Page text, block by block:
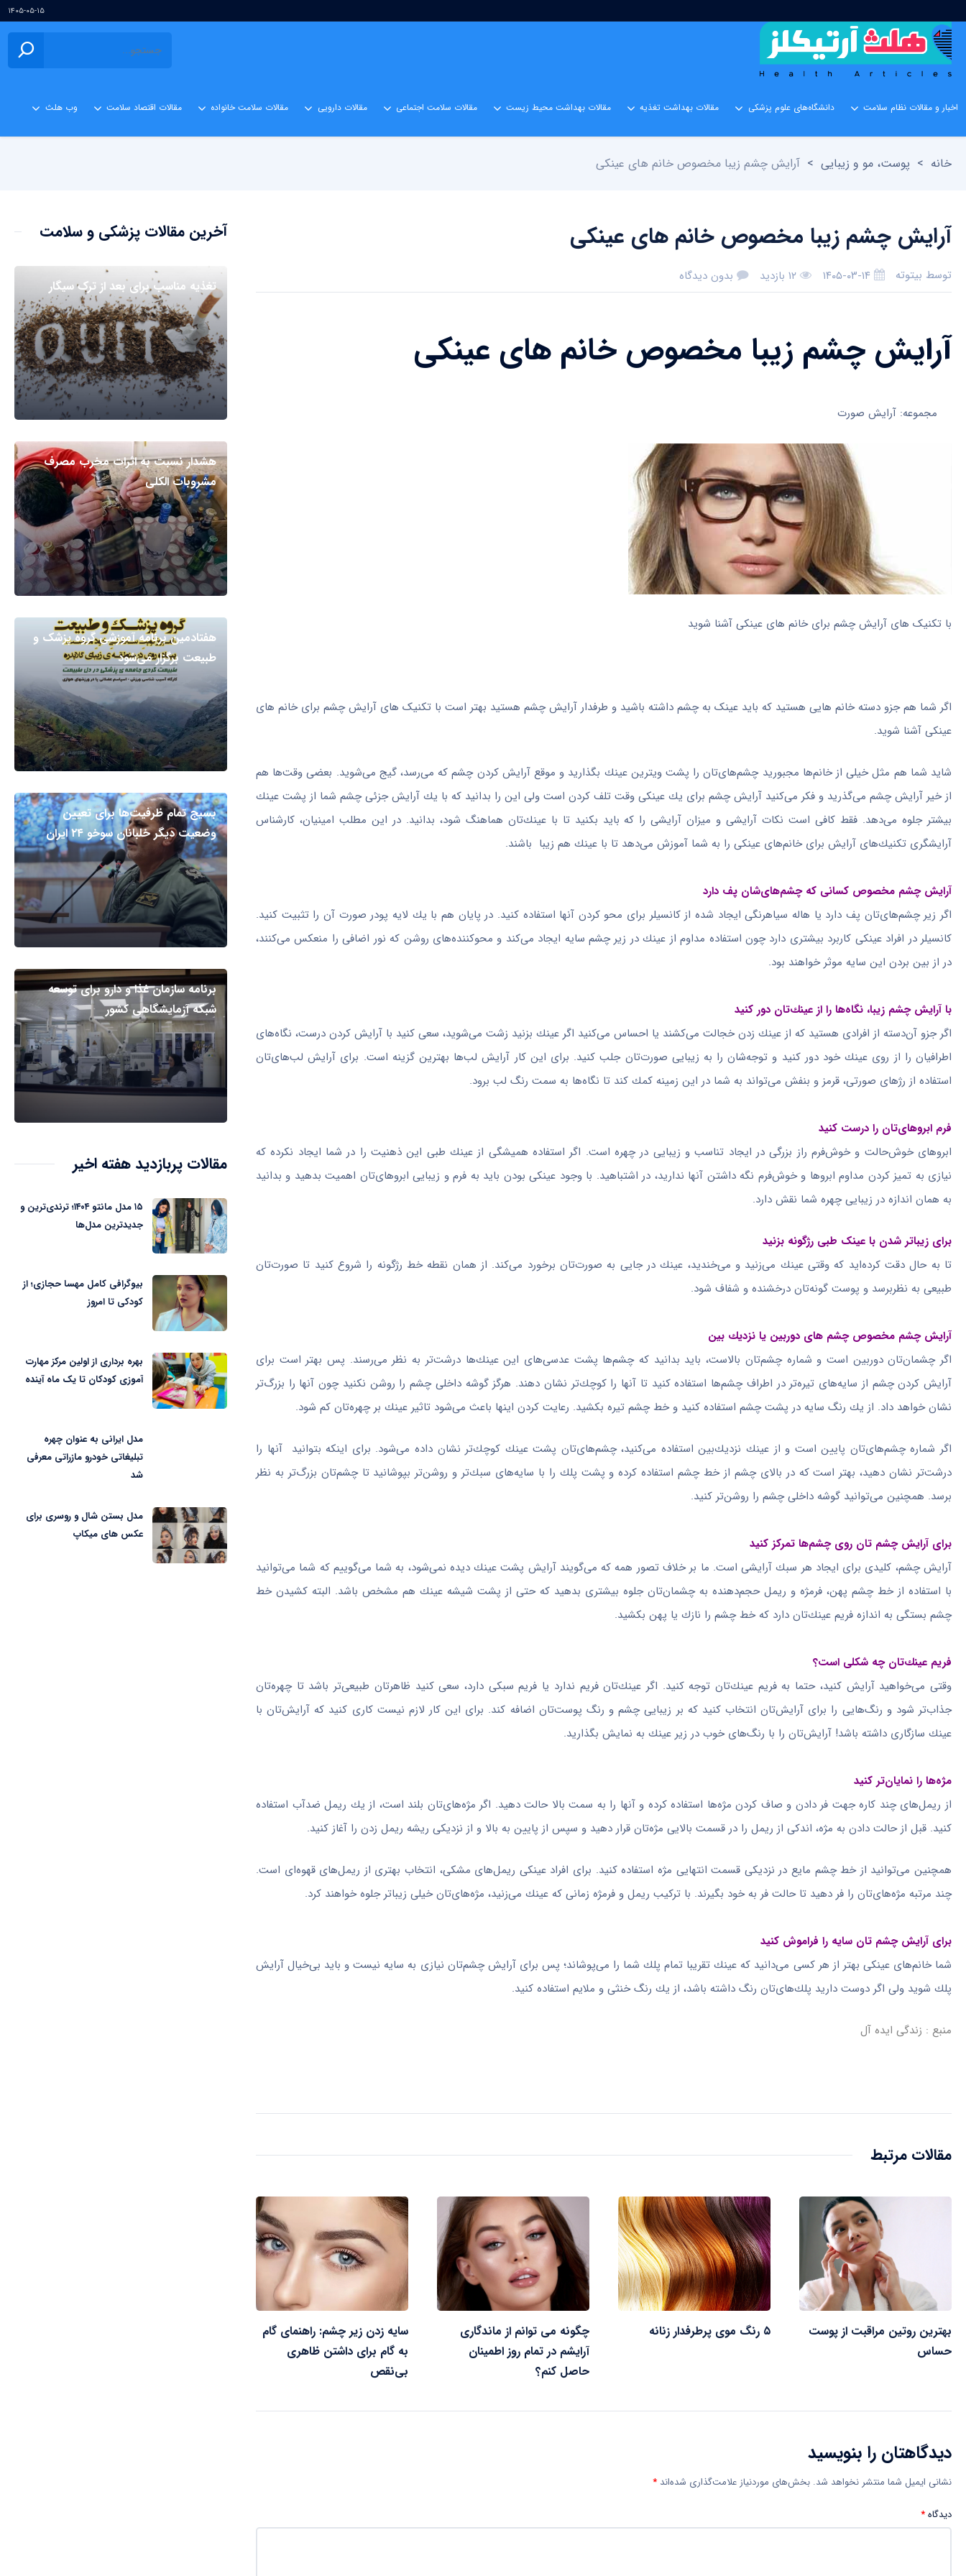
۱۴۰۵-۰۵-۱۵
اخبار و مقالات نظام سلامت دانشگاه‌های علوم پزشکی مقالات بهداشت تغذیه مقالات بهداشت محیط زیست مقالات سلامت اجتماعی مقالات دارویی مقالات سلامت خانواده مقالات اقتصاد سلامت وب هلث
خانه > پوست، مو و زیبایی > آرایش چشم زیبا مخصوص خانم های عینکی
آرایش چشم زیبا مخصوص خانم های عینکی
توسط بیتوته ۱۴۰۵-۰۳-۱۴ ۱۲ بازدید بدون دیدگاه
آرایش چشم زیبا مخصوص خانم های عینکی
مجموعه: آرایش صورت
با تکنیک های آرایش چشم برای خانم های عینکی آشنا شوید
اگر شما هم جزو دسته خانم هایی هستید که باید عینک به چشم داشته باشید و طرفدار آرایش چشم هستید بهتر است با تکنیک های آرایش چشم برای خانم های
عینکی آشنا شوید.
شاید شما هم مثل خیلی از خانم‌ها مجبورید چشم‌های‌تان را پشت ویترین عینك بگذارید و موقع آرایش كردن چشم كه می‌رسد، گیج می‌شوید. بعضی وقت‌ها هم
از خیر آرایش چشم می‌گذرید و فكر می‌كنید آرایش چشم برای یك عینكی وقت تلف كردن است ولی این را بدانید كه با یك آرایش جزئی چشم شما از پشت عینك
بیشتر جلوه می‌دهد. فقط كافی است نكات آرایشی و میزان آرایشی را كه باید بكنید تا با عینك‌تان هماهنگ شود، بدانید. در این مطلب امینیان، كارشناس
آرایشگری تكنیك‌های آرایش‌ برای خانم‌های عینكی را به شما آموزش می‌دهد تا با عینك هم زیبا باشند.
آرایش چشم مخصوص کسانی که چشم‌های‌شان پف دارد
اگر زیر چشم‌های‌تان پف دارد یا هاله سیاهرنگی ایجاد شده از كانسیلر برای محو كردن آنها استفاده كنید. در پایان هم با یك لایه پودر صورت آن را تثبیت كنید.
كانسیلر در افراد عینكی كاربرد بیشتری دارد چون استفاده مداوم از عینك در زیر چشم سایه ایجاد می‌كند و محوكننده‌های روشن كه نور اضافی را منعكس می‌كنند،
در ‌از بین بردن این سایه موثر خواهند بود.
با آرایش چشم زیبا، نگاه‌ها را از عینك‌تان دور كنید
اگر جزو آن‌دسته از افرادی هستید كه از عینك زدن خجالت می‌كشند یا احساس می‌كنید اگر عینك بزنید زشت می‌شوید، سعی كنید با آرایش كردن درست، نگاه‌های
اطرافیان را از روی عینك خود دور كنید و توجه‌شان را به زیبایی صورت‌تان جلب كنید. برای این كار آرایش لب‌ها بهترین گزینه است. برای آرایش لب‌های‌تان
استفاده از رژهای صورتی، قرمز و بنفش می‌تواند به شما در این زمینه كمك كند تا نگاه‌ها به سمت رنگ لب‌ برود.
فرم ابروهای‌تان را درست كنید
ابروهای خوش‌حالت و خوش‌فرم راز بزرگی در ایجاد تناسب و زیبایی در چهره است. اگر استفاده همیشگی از عینك طبی این ذهنیت را در شما ایجاد نكرده كه
نیازی به تمیز كردن مداوم ابروها و خوش‌فرم نگه داشتن آنها ندارید، در اشتباهید. با وجود عینكی بودن باید به فرم و زیبایی ابروهای‌تان اهمیت بدهید و بدانید
به همان اندازه در زیبایی چهره شما نقش دارد.
برای زیباتر شدن با عینک طبی رژگونه بزنید
تا به حال دقت كرده‌اید كه وقتی عینك می‌زنید و می‌خندید، عینك در جایی به صورت‌تان برخورد می‌كند. از همان نقطه خط رژگونه را شروع كنید تا صورت‌تان
طبیعی به نظربرسد و پوست گونه‌تان درخشنده و شفاف شود.
آرایش چشم مخصوص چشم های دوربین یا نزدیك بین
اگر چشمان‌تان دوربین است و شماره چشم‌تان بالاست، باید بدانید كه چشم‌ها پشت عدسی‌های این عینك‌ها درشت‌تر به نظر می‌رسند. پس بهتر است برای
آرایش كردن چشم از سایه‌های تیره‌تر در اطراف چشم‌ها استفاده كنید تا آنها را كوچك‌تر نشان دهند. هرگز گوشه داخلی چشم را روشن نكنید چون آنها را بزرگ‌تر
نشان خواهد داد. از یك رنگ سایه در پشت چشم استفاده كنید و خط چشم تیره بكشید. رعایت كردن اینها باعث می‌شود تاثیر عینك بر چهره‌تان كم شود.
اگر شماره چشم‌های‌تان پایین است و از عینك نزدیك‌بین استفاده می‌كنید، چشم‌های‌تان پشت عینك كوچك‌تر نشان داده می‌شود. برای اینكه بتوانید آنها را
درشت‌تر نشان دهید، بهتر است كه در بالای چشم از خط چشم استفاده كرده و پشت پلك را با سایه‌های سبك‌تر و روشن‌تر بپوشانید تا چشم‌تان بزرگ‌تر به نظر
برسد. همچنین می‌توانید گوشه داخلی چشم را روشن‌تر كنید.
برای آرایش چشم تان روی چشم‌ها تمركز كنید
آرایش چشم، كلیدی برای ایجاد هر سبك آرایشی است. ما بر خلاف تصور همه كه می‌گویند آرایش پشت عینك دیده نمی‌شود، به شما می‌گوییم كه شما می‌توانید
با استفاده از خط چشم پهن، فرمژه و ریمل حجم‌دهنده به چشمان‌تان جلوه بیشتری بدهید كه حتی از پشت شیشه عینك هم مشخص باشد. البته كشیدن خط
چشم بستگی به اندازه فریم عینك‌تان دارد كه خط چشم را نازك یا پهن بكشید.
فریم عینك‌تان چه شكلی است؟
وقتی می‌خواهید آرایش كنید، حتما به فریم عینك‌تان توجه كنید. اگر عینك‌تان فریم ندارد یا فریم سبكی دارد، سعی كنید ظاهرتان طبیعی‌تر باشد تا چهره‌تان
جذاب‌تر شود و رنگ‌هایی را برای آرایش‌تان انتخاب كنید كه بر زیبایی چشم و رنگ پوست‌تان اضافه كند. برای این كار لازم نیست كاری كنید كه آرایش‌تان با
عینك سازگاری داشته باشد! آرایش‌تان را با رنگ‌های خوب در زیر عینك به نمایش بگذارید.
مژه‌ها را نمایان‌تر كنید
از ریمل‌های چند كاره جهت فر دادن و صاف كردن مژه‌ها استفاده كرده و آنها را به سمت بالا حالت دهید. اگر مژه‌های‌تان بلند است، از یك ریمل ضدآب استفاده
كنید. قبل از حالت دادن به مژه، اندكی از ریمل را در قسمت بالایی مژه‌تان قرار دهید و سپس از پایین به بالا و از نزدیكی ریشه ریمل زدن را آغاز كنید.
همچنین می‌توانید از خط چشم مایع در نزدیكی قسمت انتهایی مژه استفاده كنید. برای افراد عینكی ریمل‌های مشكی، انتخاب بهتری از ریمل‌های قهوه‌ای است.
چند مرتبه مژه‌های‌تان را فر دهید تا حالت فر به خود بگیرند. با تركیب ریمل و فرمژه زمانی كه عینك می‌زنید، مژه‌های‌تان خیلی زیبا‌تر جلوه خواهند كرد.
برای آرایش چشم تان سایه را فراموش كنید
شما خانم‌های عینكی بهتر از هر كسی می‌دانید كه عینك تقریبا تمام پلك شما را می‌پوشاند؛ پس برای آرایش چشم‌تان نیازی به سایه نیست و باید بی‌خیال آرایش
پلك شوید ولی اگر دوست دارید پلك‌های‌تان رنگ داشته باشد، از یك رنگ خنثی و ملایم استفاده كنید.
منبع : زندگی ایده آل
مقالات مرتبط
بهترین روتین مراقبت از پوست
حساس
۵ رنگ موی پرطرفدار زنانه
چگونه می توانم از ماندگاری
آرایشم در تمام روز اطمینان
حاصل کنم؟
سایه زدن زیر چشم: راهنمای گام
به گام برای داشتن ظاهری
بی‌نقص
دیدگاهتان را بنویسید
نشانی ایمیل شما منتشر نخواهد شد. بخش‌های موردنیاز علامت‌گذاری شده‌اند *
دیدگاه*
آخرین مقالات پزشکی و سلامت
تغذیه مناسب برای بعد از ترک سیگار
هشدار نسبت به اثرات مخرب مصرف
مشروبات الکلی
هفتادمین برنامه آموزشی گروه پزشک و
طبیعت برگزار می‌شود
بسیج تمام ظرفیت‌ها برای تعیین
وضعیت دیگر خلبانان سوخو ۲۴ ایران
برنامه سازمان غذا و دارو برای توسعه
شبکه آزمایشگاهی کشور
مقالات پربازدید هفته اخیر
۱۵ مدل مانتو ۱۴۰۴؛ ترندی‌ترین و
جدیدترین مدل‌ها
بیوگرافی کامل مهسا حجازی؛ از
کودکی تا امروز
بهره برداری از اولین مرکز مهارت
آموزی کودکان تا یک ماه آینده
مدل ایرانی به عنوان چهره
تبلیغاتی خودرو مازراتی معرفی
شد
مدل بستن شال و روسری برای
عکس های میکاپ